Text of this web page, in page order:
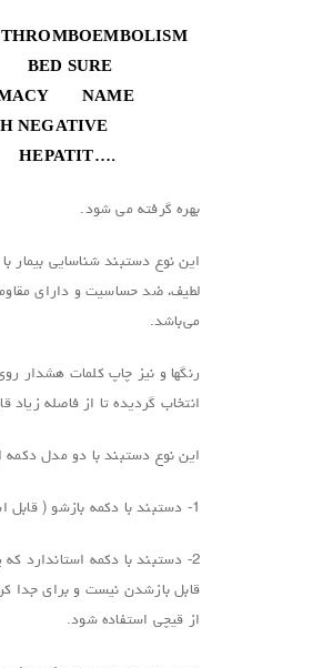
BED SURE
NAME
NEGATIVE
HEPATIT….
بهره گرفته می شود.
این نوع دستبند شناسایی بیمار
لطیف، ضد حساسیت و دارای
می‌باشد.
رنگها و نیز چاپ کلمات هشدار
انتخاب گردیده تا از فاصله زیاد
این نوع دستبند با دو مدل دکمه
1- دستبند با دکمه بازشو ( قابل استفاده مجدد )
2- دستبند با دکمه استاندارد
قابل بازشدن نیست و برای جدا
از قیچی استفاده شود.